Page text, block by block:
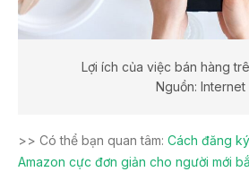
Lợi ích của việc bán hàng
Nguồn: Internet
>> Có thể bạn quan tâm: Cách đăng
Amazon cực đơn giản cho người mới